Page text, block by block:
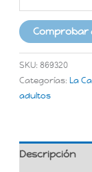
Comprobar
SKU: 869320
Categorías: La
adultos
Descripción